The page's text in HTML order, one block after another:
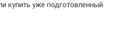
купить уже подготовленный